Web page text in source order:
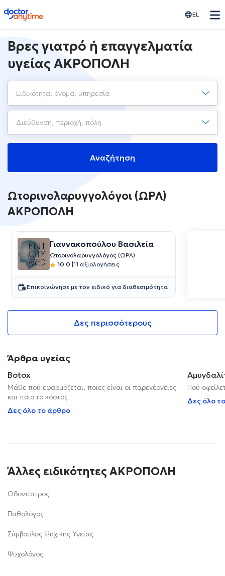
doctoranytime EL
Βρες γιατρό ή επαγγελματία
υγείας ΑΚΡΟΠΟΛΗ
Αναζήτηση
Ωτορινολαρυγγολόγοι (ΩΡΛ)
ΑΚΡΟΠΟΛΗ
Γιαννακοπούλου Βασιλεία
Ωτορινολαρυγγολόγος (ΩΡΛ)
10,0 |11 αξιολογήσεις
Επικοινώνησε με τον ειδικό για διαθεσιμότητα
Δες περισσότερους
Άρθρα υγείας
Botox
Μάθε πού εφαρμόζεται, ποιες είναι οι παρενέργειες
και ποιο το κόστος
Δες όλο το άρθρο
Πού
Δες όλο
Άλλες ειδικότητες ΑΚΡΟΠΟΛΗ
Οδοντίατρος
Παθολόγος
Σύμβουλος Ψυχικής Υγείας
Ψυχολόγος